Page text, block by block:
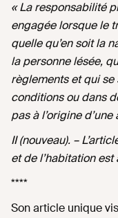
« La responsabilité
engagée lorsque le
quelle qu’en soit la
la personne lésée,
règlements et qui
conditions ou dans
pas à l’origine
II (nouveau). –
et de l’habitation est
****
Son article unique